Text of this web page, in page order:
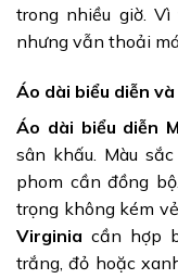
trong nhiều giờ. Vì
nhưng vẫn thoải
Áo dài biểu diễn
Áo dài biểu diễn
sân khấu. Màu
phom cần đồng
trọng không kém
Virginia cần hợp
trắng, đỏ hoặc